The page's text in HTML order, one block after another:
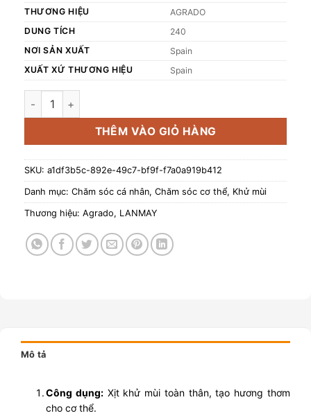
THƯƠNG HIỆU
AGRADO
DUNG TÍCH
240
NƠI SẢN XUẤT
Spain
XUẤT XỨ THƯƠNG HIỆU
Spain
Xịt thơm Agrado toàn thân Balance 240ml số lượng
THÊM VÀO GIỎ HÀNG
SKU: a1df3b5c-892e-49c7-bf9f-f7a0a919b412
Danh mục: Chăm sóc cá nhân, Chăm sóc cơ thể, Khử mùi
Thương hiệu: Agrado, LANMAY
Mô tả
Công dụng:Xịt khử mùi toàn thân, tạo hương thơm
cho cơ thể.